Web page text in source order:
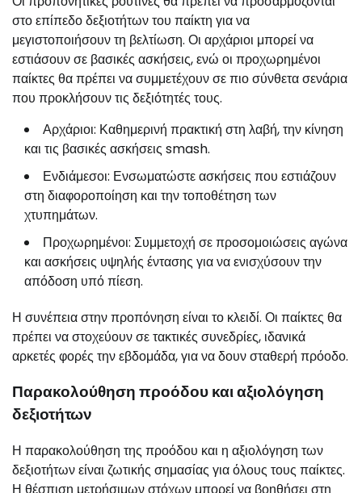
στο επίπεδο δεξιοτήτων του παίκτη για να
μεγιστοποιήσουν τη βελτίωση. Οι αρχάριοι μπορεί να
εστιάσουν σε βασικές ασκήσεις, ενώ οι προχωρημένοι
παίκτες θα πρέπει να συμμετέχουν σε πιο σύνθετα σενάρια
που προκλήσουν τις δεξιότητές τους.
Αρχάριοι: Καθημερινή πρακτική στη λαβή, την κίνηση
και τις βασικές ασκήσεις smash.
Ενδιάμεσοι: Ενσωματώστε ασκήσεις που εστιάζουν
στη διαφοροποίηση και την τοποθέτηση των
χτυπημάτων.
Προχωρημένοι: Συμμετοχή σε προσομοιώσεις αγώνα
και ασκήσεις υψηλής έντασης για να ενισχύσουν την
απόδοση υπό πίεση.
Η συνέπεια στην προπόνηση είναι το κλειδί. Οι παίκτες θα
πρέπει να στοχεύουν σε τακτικές συνεδρίες, ιδανικά
αρκετές φορές την εβδομάδα, για να δουν σταθερή πρόοδο.
Παρακολούθηση προόδου και αξιολόγηση
δεξιοτήτων
Η παρακολούθηση της προόδου και η αξιολόγηση των
δεξιοτήτων είναι ζωτικής σημασίας για όλους τους παίκτες.